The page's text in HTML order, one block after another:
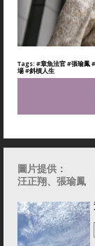
Tags: #章魚法官#張瑜鳳
場#斜槓人生
圖片提供：
汪正翔、張瑜鳳